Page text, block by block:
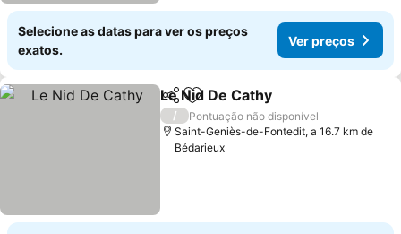
Selecione as datas para ver os preços
exatos.
Ver preços
PartilharAdicionar aos favoritos
Le Nid De Cathy
/
Pontuação não disponível
Saint-Geniès-de-Fontedit, a 16.7 km de
Bédarieux